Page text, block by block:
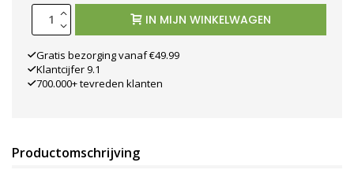
IN MIJN WINKELWAGEN
Gratis bezorging vanaf €49.99
Klantcijfer 9.1
700.000+ tevreden klanten
Productomschrijving